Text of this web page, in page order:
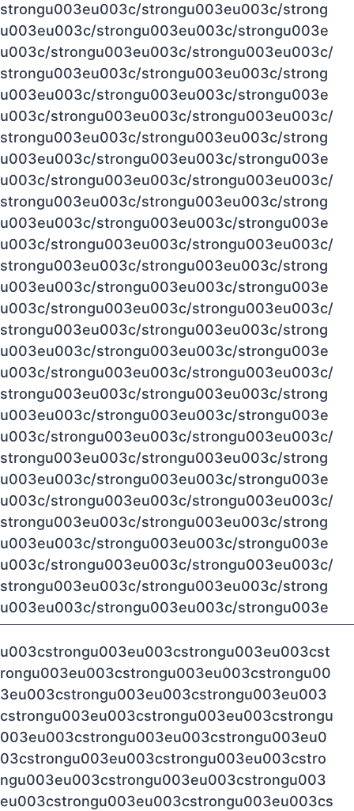
strongu003eu003c/strongu003eu003c/strong
u003eu003c/strongu003eu003c/strongu003e
u003c/strongu003eu003c/strongu003eu003c/
strongu003eu003c/strongu003eu003c/strong
u003eu003c/strongu003eu003c/strongu003e
u003c/strongu003eu003c/strongu003eu003c/
strongu003eu003c/strongu003eu003c/strong
u003eu003c/strongu003eu003c/strongu003e
u003c/strongu003eu003c/strongu003eu003c/
strongu003eu003c/strongu003eu003c/strong
u003eu003c/strongu003eu003c/strongu003e
u003c/strongu003eu003c/strongu003eu003c/
strongu003eu003c/strongu003eu003c/strong
u003eu003c/strongu003eu003c/strongu003e
u003c/strongu003eu003c/strongu003eu003c/
strongu003eu003c/strongu003eu003c/strong
u003eu003c/strongu003eu003c/strongu003e
u003c/strongu003eu003c/strongu003eu003c/
strongu003eu003c/strongu003eu003c/strong
u003eu003c/strongu003eu003c/strongu003e
u003c/strongu003eu003c/strongu003eu003c/
strongu003eu003c/strongu003eu003c/strong
u003eu003c/strongu003eu003c/strongu003e
u003c/strongu003eu003c/strongu003eu003c/
strongu003eu003c/strongu003eu003c/strong
u003eu003c/strongu003eu003c/strongu003e
u003c/strongu003eu003c/strongu003eu003c/
strongu003eu003c/strongu003eu003c/strong
u003eu003c/strongu003eu003c/strongu003e
u003cstrongu003eu003cstrongu003eu003cst
rongu003eu003cstrongu003eu003cstrongu00
3eu003cstrongu003eu003cstrongu003eu003
cstrongu003eu003cstrongu003eu003cstrongu
003eu003cstrongu003eu003cstrongu003eu0
03cstrongu003eu003cstrongu003eu003cstro
ngu003eu003cstrongu003eu003cstrongu003
eu003cstrongu003eu003cstrongu003eu003cs